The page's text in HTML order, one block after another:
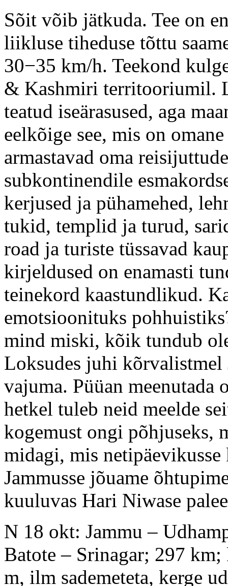
Sõit võib jätkuda. Tee on
liikluse tiheduse tõttu
30−35 km/h. Teekond
& Kashmiri territooriumil.
teatud iseärasused, aga
eelkõige see, mis on
armastavad oma
subkontinendile
kerjused ja pühamehed,
tukid, templid ja turud,
road ja turiste tüssavad
kirjeldused on enamasti
teinekord kaastundlikud.
emotsioonituks
mind miski, kõik tundub
Loksudes juhi
vajuma. Püüan meenutada
hetkel tuleb neid meelde
kogemust ongi põhjuseks,
midagi, mis
Jammusse jõuame
kuuluvas Hari Niwase
N 18 okt: Jammu –
Batote – Srinagar; 297
m, ilm sademeteta, kerge